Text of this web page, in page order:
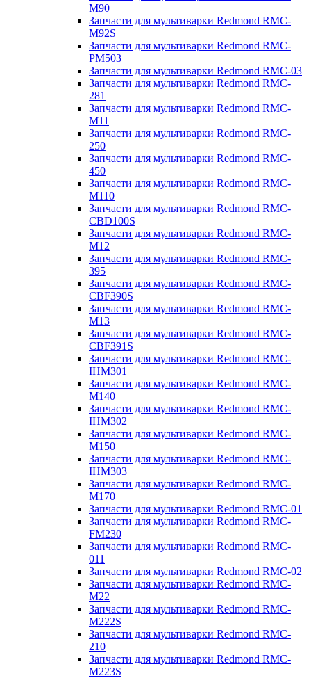
M90
Запчасти для мультиварки Redmond RMC-
M92S
Запчасти для мультиварки Redmond RMC-
PM503
Запчасти для мультиварки Redmond RMC-03
Запчасти для мультиварки Redmond RMC-
281
Запчасти для мультиварки Redmond RMC-
M11
Запчасти для мультиварки Redmond RMC-
250
Запчасти для мультиварки Redmond RMC-
450
Запчасти для мультиварки Redmond RMC-
M110
Запчасти для мультиварки Redmond RMC-
CBD100S
Запчасти для мультиварки Redmond RMC-
M12
Запчасти для мультиварки Redmond RMC-
395
Запчасти для мультиварки Redmond RMC-
CBF390S
Запчасти для мультиварки Redmond RMC-
M13
Запчасти для мультиварки Redmond RMC-
CBF391S
Запчасти для мультиварки Redmond RMC-
IHM301
Запчасти для мультиварки Redmond RMC-
M140
Запчасти для мультиварки Redmond RMC-
IHM302
Запчасти для мультиварки Redmond RMC-
M150
Запчасти для мультиварки Redmond RMC-
IHM303
Запчасти для мультиварки Redmond RMC-
M170
Запчасти для мультиварки Redmond RMC-01
Запчасти для мультиварки Redmond RMC-
FM230
Запчасти для мультиварки Redmond RMC-
011
Запчасти для мультиварки Redmond RMC-02
Запчасти для мультиварки Redmond RMC-
M22
Запчасти для мультиварки Redmond RMC-
M222S
Запчасти для мультиварки Redmond RMC-
210
Запчасти для мультиварки Redmond RMC-
M223S